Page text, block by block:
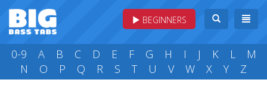
BEGINNERS
0-9 A B C D E F G H I J K L
M
N
O P Q R S T U V W X Y Z